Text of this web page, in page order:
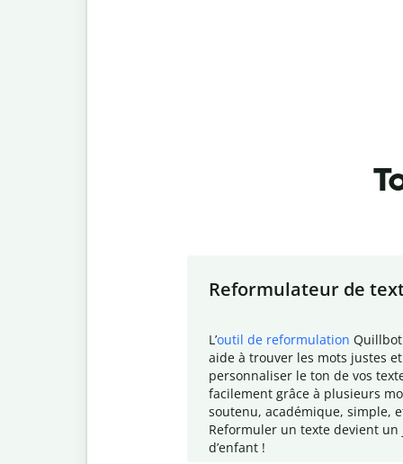
Reformulateur de
L ’outil de reformulation
aide à trouver les mots justes
personnaliser le ton de vos
facilement grâce à plusieurs
soutenu, académique, simple,
Reformuler un texte devient un
d’enfant !